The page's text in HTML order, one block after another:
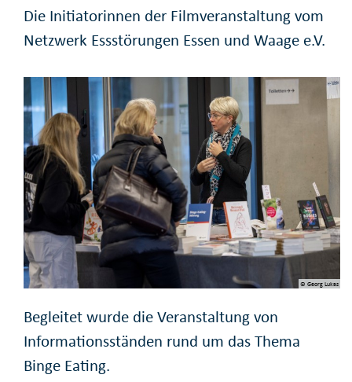
Die Initiatorinnen der Filmveranstaltung vom
Netzwerk Essstörungen Essen und Waage e.V.
© Georg Lukas
Begleitet wurde die Veranstaltung von
Informationsständen rund um das Thema
Binge Eating.